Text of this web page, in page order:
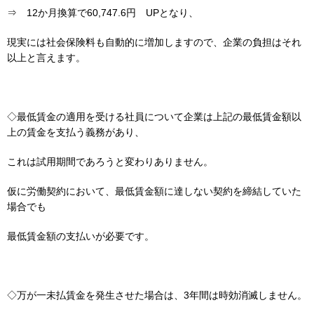
⇒ 12か月換算で60,747.6円 UPとなり、
現実には社会保険料も自動的に増加しますので、企業の負担はそれ
以上と言えます。
◇最低賃金の適用を受ける社員について企業は上記の最低賃金額以
上の賃金を支払う義務があり、
これは試用期間であろうと変わりありません。
仮に労働契約において、最低賃金額に達しない契約を締結していた
場合でも
最低賃金額の支払いが必要です。
◇万が一未払賃金を発生させた場合は、3年間は時効消滅しません。